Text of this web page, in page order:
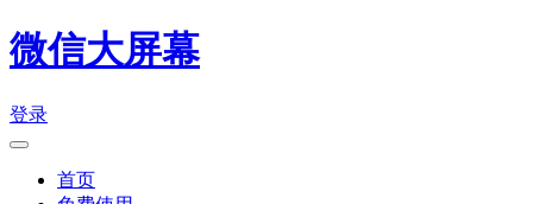
微信大屏幕
登录
首页